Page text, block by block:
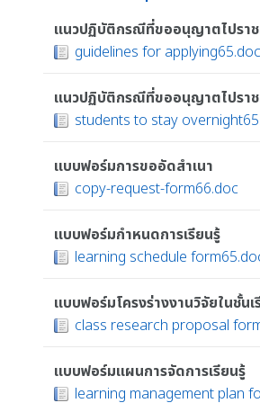
แนวปฏิบัติกรณีที่ขออนุญาตไปราช
guidelines for
แนวปฏิบัติกรณีที่ขออนุญาตไปรา
students to stay
แบบฟอร์มการขออัดสำเนา
copy-request-form66.doc
แบบฟอร์มกำหนดการเรียนรู้
learning schedule
แบบฟอร์มโครงร่างงานวิจัยในชั้นเ
class research proposal
แบบฟอร์มแผนการจัดการเรียนรู้
learning management plan